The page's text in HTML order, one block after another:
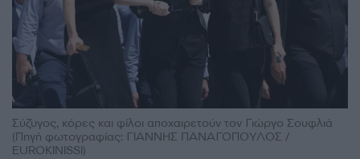
Σύζυγος, κόρες και φίλοι αποχαιρετούν τον Γιώργο Σουφλιά
(Πηγή φωτογραφίας: ΓΙΑΝΝΗΣ ΠΑΝΑΓΟΠΟΥΛΟΣ /
EUROKINISSI)